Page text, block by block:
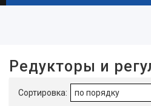
Наличие
В наличии 1
Редукторы и